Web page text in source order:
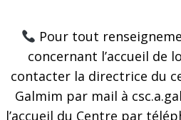
Pour tout
concernant l’accueil de
contacter la directrice du
Galmim par mail à
l’accueil du Centre par